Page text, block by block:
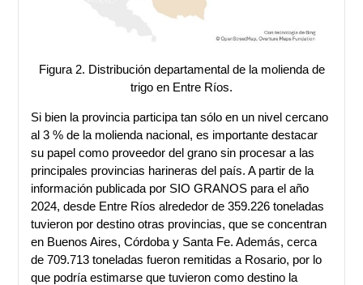
Figura 2. Distribución departamental de la molienda de
trigo en Entre Ríos.
Si bien la provincia participa tan sólo en un nivel cercano
al 3 % de la molienda nacional, es importante destacar
su papel como proveedor del grano sin procesar a las
principales provincias harineras del país. A partir de la
información publicada por SIO GRANOS para el año
2024, desde Entre Ríos alrededor de 359.226 toneladas
tuvieron por destino otras provincias, que se concentran
en Buenos Aires, Córdoba y Santa Fe. Además, cerca
de 709.713 toneladas fueron remitidas a Rosario, por lo
que podría estimarse que tuvieron como destino la